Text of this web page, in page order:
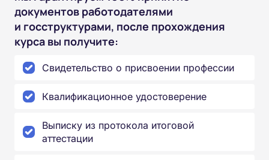
документов работодателями
и госструктурами, после прохождения
курса вы получите:
Свидетельство о присвоении профессии
Квалификационное удостоверение
Выписку из протокола итоговой
аттестации